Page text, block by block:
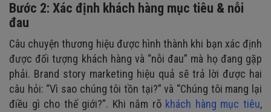
Bước 2: Xác định khách hàng mục tiêu & nỗi
đau
Câu chuyện thương hiệu được hình thành khi bạn xác định
được đối tượng khách hàng và “nỗi đau” mà họ đang gặp
phải. Brand story marketing hiệu quả sẽ trả lời được hai
câu hỏi: “Vì sao chúng tôi tồn tại?” và “Chúng tôi mang lại
điều gì cho thế giới?”. Khi nắm rõ khách hàng mục tiêu,